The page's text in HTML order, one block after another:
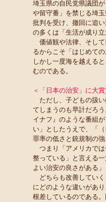
埼玉県の自民党県議団
や留守番」を禁じる埼
批判を受け、撤回に追
の多くは「生活が成り
価値観や法律、そして
るからこそ「はじめて
しかし一度海を越える
むのである。
＜「日本の治安」に大賞
ただし、子どもの扱い
てしまうのも早計だろ
イナフ』のような番組
い」としたうえで、「
罪率の低さと銃規制の
つまり「アメリカでは
整っている」と言える
よい治安の良さがある」
どちらも改善していく
にどのような違いがあ
根差しているのである